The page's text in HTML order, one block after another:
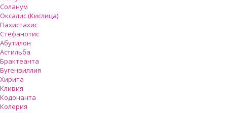
Соланум
Оксалис (Кислица)
Пахистахис
Стефанотис
Абутилон
Астильба
Брактеанта
Бугенвиллия
Хирита
Кливия
Кодонанта
Колерия